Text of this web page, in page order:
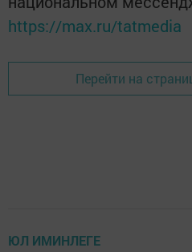
https://max.ru/tatmedia
Перейти на
ЮЛ ИМИНЛЕГЕ